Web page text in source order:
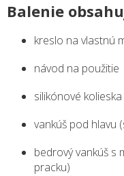
Balenie
kreslo na vlastnú
návod na použitie
silikónové kolieska
vankúš pod hlavu
bedrový vankúš s
pracku)